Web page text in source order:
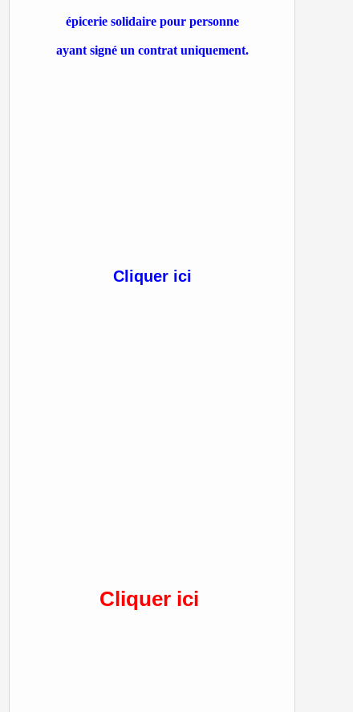
épicerie solidaire pour personne
ayant signé un contrat uniquement.
Cliquer ici
Cliquer ici